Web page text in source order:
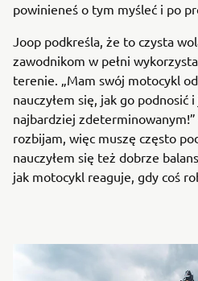
powinieneś o tym myśleć i po
Joop podkreśla, że to czysta
zawodnikom w pełni
terenie. „Mam swój motocykl
nauczyłem się, jak go podnosić
najbardziej
rozbijam, więc muszę często
nauczyłem się też dobrze
jak motocykl reaguje, gdy coś